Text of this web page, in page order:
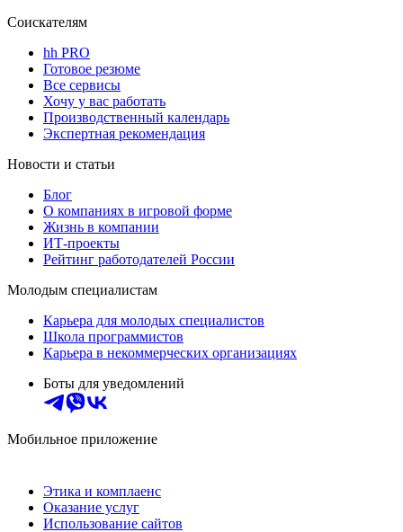
Соискателям
hh PRO
Готовое резюме
Все сервисы
Хочу у вас работать
Производственный календарь
Экспертная рекомендация
Новости и статьи
Блог
О компаниях в игровой форме
Жизнь в компании
ИТ-проекты
Рейтинг работодателей России
Молодым специалистам
Карьера для молодых специалистов
Школа программистов
Карьера в некоммерческих организациях
Боты для уведомлений
Мобильное приложение
Этика и комплаенс
Оказание услуг
Использование сайтов